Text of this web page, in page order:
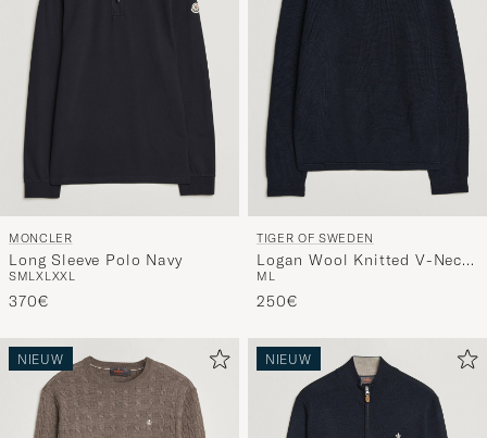
MONCLER
Long Sleeve Polo Navy
SMLXLXXL
370€
TIGER OF SWEDEN
Logan Wool Knitted V-Neck
Night Grape
M L
250€
NIEUW NIEUW